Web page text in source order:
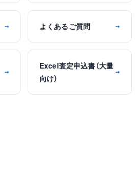
→ よくあるご質問 →
→
Excel査定申込書（大量
向け）
→